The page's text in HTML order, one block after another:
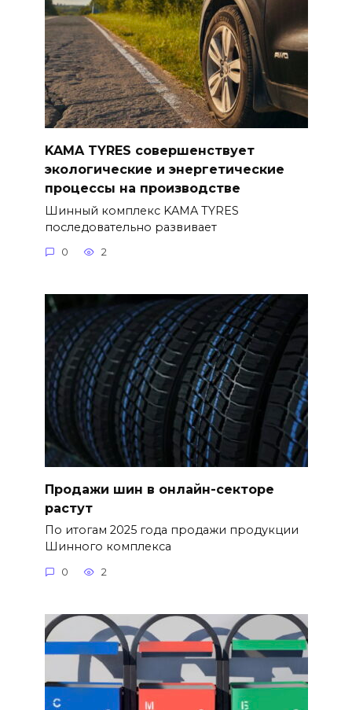
KAMA TYRES совершенствует
экологические и энергетические
процессы на производстве
Шинный комплекс KAMA TYRES
последовательно развивает
0 2
Продажи шин в онлайн-секторе
растут
По итогам 2025 года продажи продукции
Шинного комплекса
0 2